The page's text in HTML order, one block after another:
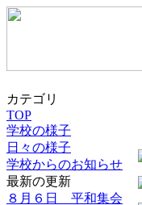
カテゴリ
TOP
学校の様子
日々の様子
学校からのお知らせ
最新の更新
８月６日 平和集会